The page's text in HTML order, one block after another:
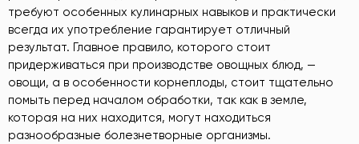
требуют особенных кулинарных навыков и практически
всегда их употребление гарантирует отличный
результат. Главное правило, которого стоит
придерживаться при производстве овощных блюд, —
овощи, а в особенности корнеплоды, стоит тщательно
помыть перед началом обработки, так как в земле,
которая на них находится, могут находиться
разнообразные болезнетворные организмы.